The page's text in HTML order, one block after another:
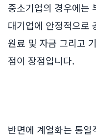
중소기업의 경우에는
대기업에 안정적으로
원료 및 자금 그리고
점이 장점입니다.
반면에 계열화는 통